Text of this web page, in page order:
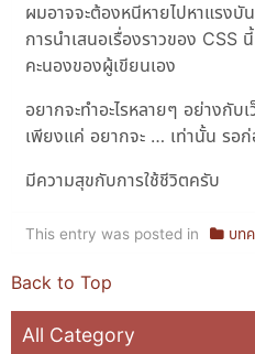
ผมอาจจะต้องหนีหายไปหาแรงบั
การนำเสนอเรื่องราวของ CSS
คะนองของผู้เขียนเอง
อยากจะทำอะไรหลายๆ อย่างกั
เพียงแค่ อยากจะ … เท่านั้น รอก่
มีความสุขกับการใช้ชีวิตครับ
This entry was posted in บท
Back to Top
All Category